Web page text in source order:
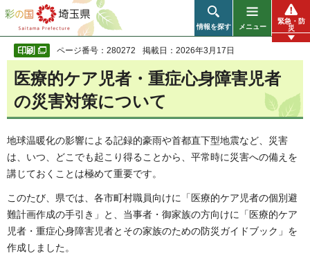
彩の国 埼玉県
情報を探す メニュー
緊急・防
災
ページ番号：280272 掲載日：2026年3月17日
医療的ケア児者・重症心身障害児者
の災害対策について
地球温暖化の影響による記録的豪雨や首都直下型地震など、災害
は、いつ、どこでも起こり得ることから、平常時に災害への備えを
講じておくことは極めて重要です。
このたび、県では、各市町村職員向けに「医療的ケア児者の個別避
難計画作成の手引き」と、当事者・御家族の方向けに「医療的ケア
児者・重症心身障害児者とその家族のための防災ガイドブック」を
作成しました。